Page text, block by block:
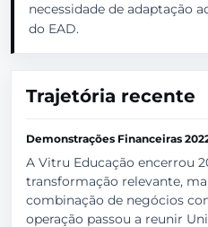
necessidade de adaptação
do EAD.
Trajetória recente
Demonstrações Financeiras
A Vitru Educação encerrou
transformação relevante,
combinação de negócios
operação passou a reunir